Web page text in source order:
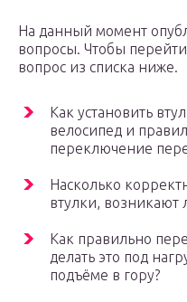
На данный момент
вопросы. Чтобы
вопрос из списка ниже.
Как установить
велосипед и
переключение
Насколько
втулки, возникают
Как правильно
делать это под
подъёме в гору?